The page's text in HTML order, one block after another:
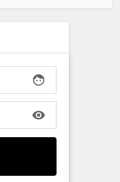
face
visibility